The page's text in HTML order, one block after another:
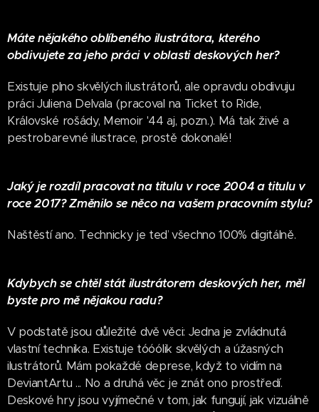
Máte nějakého oblíbeného ilustrátora, kterého
obdivujete za jeho práci v oblasti deskových her?
Existuje plno skvělých ilustrátorů, ale opravdu obdivuju
práci Juliena Delvala (pracoval na Ticket to Ride,
Královské rošády, Memoir '44 aj, pozn.). Má tak živé a
pestrobarevné ilustrace, prostě dokonalé!
Jaký je rozdíl pracovat na titulu v roce 2004 a titulu v
roce 2017? Změnilo se něco na vašem pracovním stylu?
Naštěstí ano. Technicky je teď všechno 100% digitálně.
Kdybych se chtěl stát ilustrátorem deskových her, měl
byste pro mě nějakou radu?
V podstatě jsou důležité dvě věci: Jedna je zvládnutá
vlastní technika. Existuje tóóólik skvělých a úžasných
ilustrátorů. Mám pokaždé deprese, když to vidím na
DeviantArtu ... No a druhá věc je znát ono prostředí.
Deskové hry jsou vyjímečné v tom, jak fungují, jak vizuálně